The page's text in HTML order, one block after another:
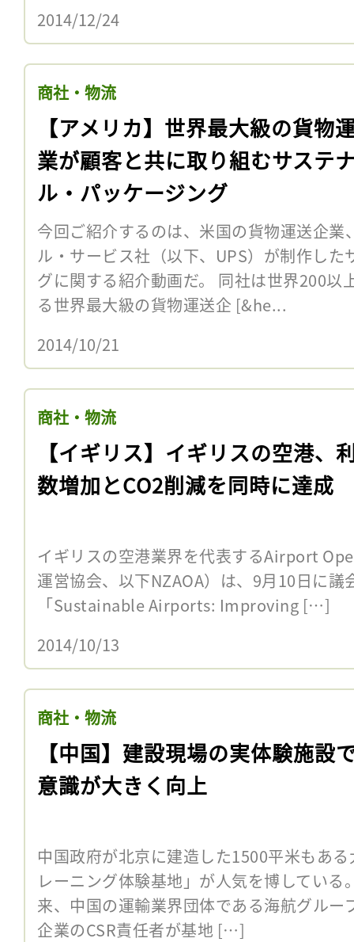
2014/12/24
商社・物流
【アメリカ】世界最大級の貨物
業が顧客と共に取り組むサステ
ル・パッケージング
今回ご紹介するのは、米国の貨物運送企業
ル・サービス社（以下、UPS）が制作し
グに関する紹介動画だ。 同社は世界200以
る世界最大級の貨物運送企 [&he...
2014/10/21
商社・物流
【イギリス】イギリスの空港、
数増加とCO2削減を同時に達成
イギリスの空港業界を代表するAirport
運営協会、以下NZAOA）は、9月10日に議
「Sustainable Airports: Improving […]
2014/10/13
商社・物流
【中国】建設現場の実体験施設
意識が大きく向上
中国政府が北京に建造した1500平米もあ
レーニング体験基地」が人気を博してい
来、中国の運輸業界団体である海航グルー
企業のCSR責任者が基地 […]